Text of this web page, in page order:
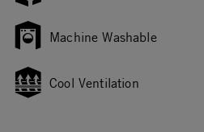
Machine Washable
Cool Ventilation